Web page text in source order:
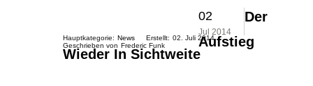
02
Jul 2014
Der
Aufstieg
Wieder In Sichtweite
Hauptkategorie: News Erstellt: 02. Juli 2014
Geschrieben von Frederic Funk